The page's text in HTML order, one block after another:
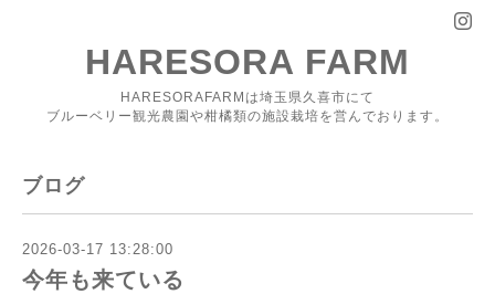
HARESORA FARM
HARESORAFARMは埼玉県久喜市にて
ブルーベリー観光農園や柑橘類の施設栽培を営んでおります。
ブログ
2026-03-17 13:28:00
今年も来ている